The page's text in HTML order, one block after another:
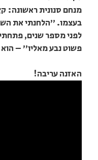
מנחם סנונית ראשונה:
בעצמו. "הלחנתי את
לפני מספר שנים,
פשוט נבע מאליו" –
האזנה עריבה!